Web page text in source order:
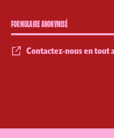
FORMULAIRE ANONYMISÉ
Contactez-nous en tout